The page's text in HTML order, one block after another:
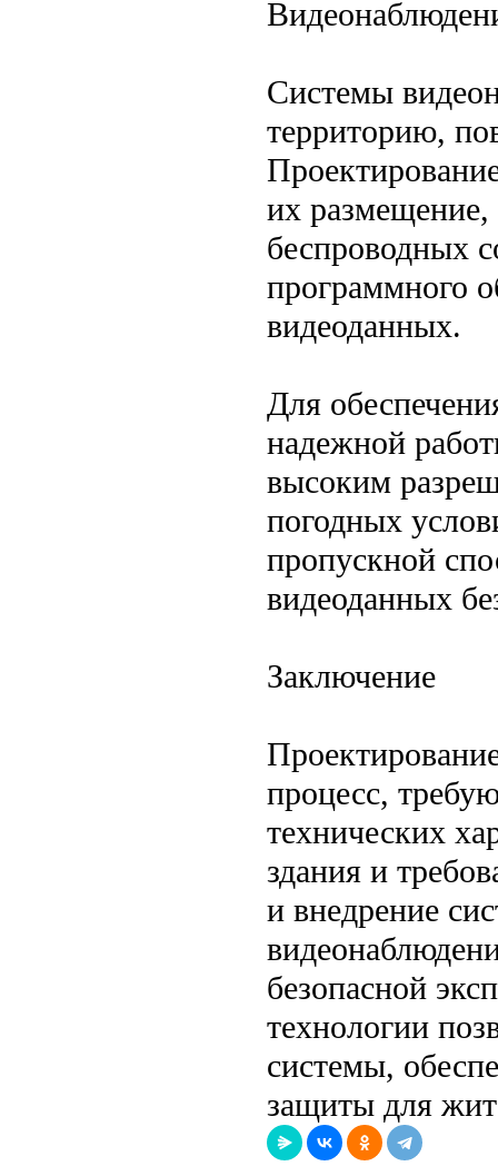
Системы
территорию,
их размещение,
беспроводных
программного
видеоданных.
Для
надежной
высоким
погодных
пропускной
видеоданных
Заключение
процесс,
технических
здания и
и внедрение
безопасной
технологии
системы,
защиты для